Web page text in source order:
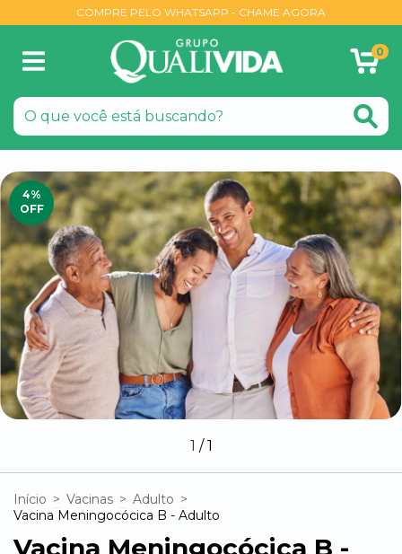
COMPRE PELO WHATSAPP - CHAME AGORA
0
4%
OFF
1 /1
Início > Vacinas > Adulto >
Vacina Meningocócica B - Adulto
Vacina Meningocócica B -